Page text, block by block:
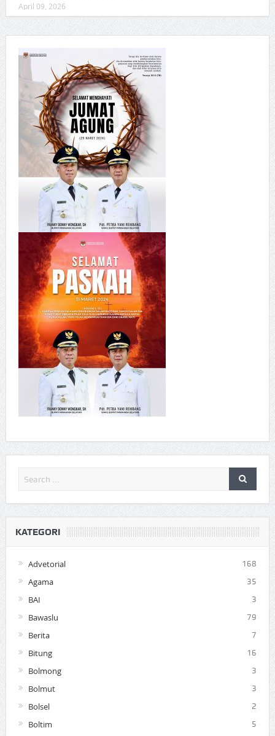
April 09, 2026
KATEGORI
Advetorial 168
Agama 35
BAI 3
Bawaslu 79
Berita 7
Bitung 16
Bolmong 3
Bolmut 3
Bolsel 2
Boltim 5